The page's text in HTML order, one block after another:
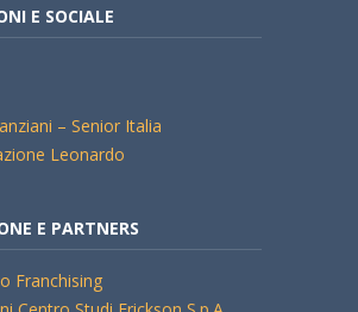
E SOCIALE
– Senior Italia
Leonardo
E PARTNERS
Franchising